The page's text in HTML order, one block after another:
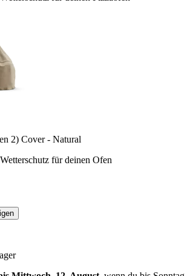
2) Cover - Natural
für deinen Ofen